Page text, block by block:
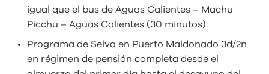
igual que el bus de Aguas Calientes – Machu
Picchu – Aguas Calientes (30 minutos).
Programa de Selva en Puerto Maldonado 3d/2n
en régimen de pensión completa desde el